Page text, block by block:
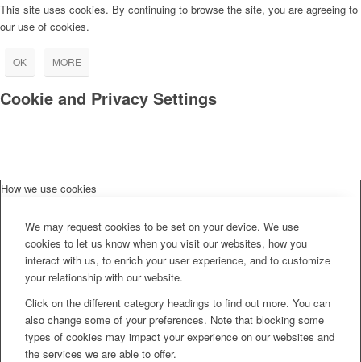
This site uses cookies. By continuing to browse the site, you are agreeing to
our use of cookies.
OK MORE
Cookie and Privacy Settings
How we use cookies
We may request cookies to be set on your device. We use
cookies to let us know when you visit our websites, how you
interact with us, to enrich your user experience, and to customize
your relationship with our website.
Click on the different category headings to find out more. You can
also change some of your preferences. Note that blocking some
types of cookies may impact your experience on our websites and
the services we are able to offer.